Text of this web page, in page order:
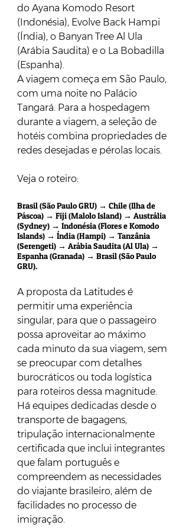
do Ayana Komodo Resort
(Indonésia), Evolve Back Hampi
(Índia), o Banyan Tree Al Ula
(Arábia Saudita) e o La Bobadilla
(Espanha).
A viagem começa em São Paulo,
com uma noite no Palácio
Tangará. Para a hospedagem
durante a viagem, a seleção de
hotéis combina propriedades de
redes desejadas e pérolas locais.
Veja o roteiro:
Brasil (São Paulo GRU) → Chile (Ilha de
Páscoa) → Fiji (Malolo Island) → Austrália
(Sydney) → Indonésia (Flores e Komodo
Islands) → Índia (Hampi) → Tanzânia
(Serengeti) → Arábia Saudita (Al Ula) →
Espanha (Granada) → Brasil (São Paulo
GRU).
A proposta da Latitudes é
permitir uma experiência
singular, para que o passageiro
possa aproveitar ao máximo
cada minuto da sua viagem, sem
se preocupar com detalhes
burocráticos ou toda logística
para roteiros dessa magnitude.
Há equipes dedicadas desde o
transporte de bagagens,
tripulação internacionalmente
certificada que inclui integrantes
que falam português e
compreendem as necessidades
do viajante brasileiro, além de
facilidades no processo de
imigração.